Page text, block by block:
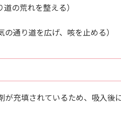
の荒れを整える）
通り道を広げ、咳を止める）
が充填されているため、吸入後